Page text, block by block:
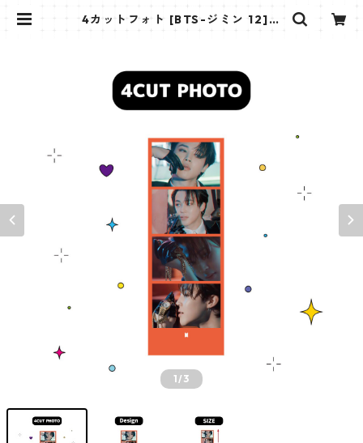
4カットフォト [BTS-ジミン 12]
1/3